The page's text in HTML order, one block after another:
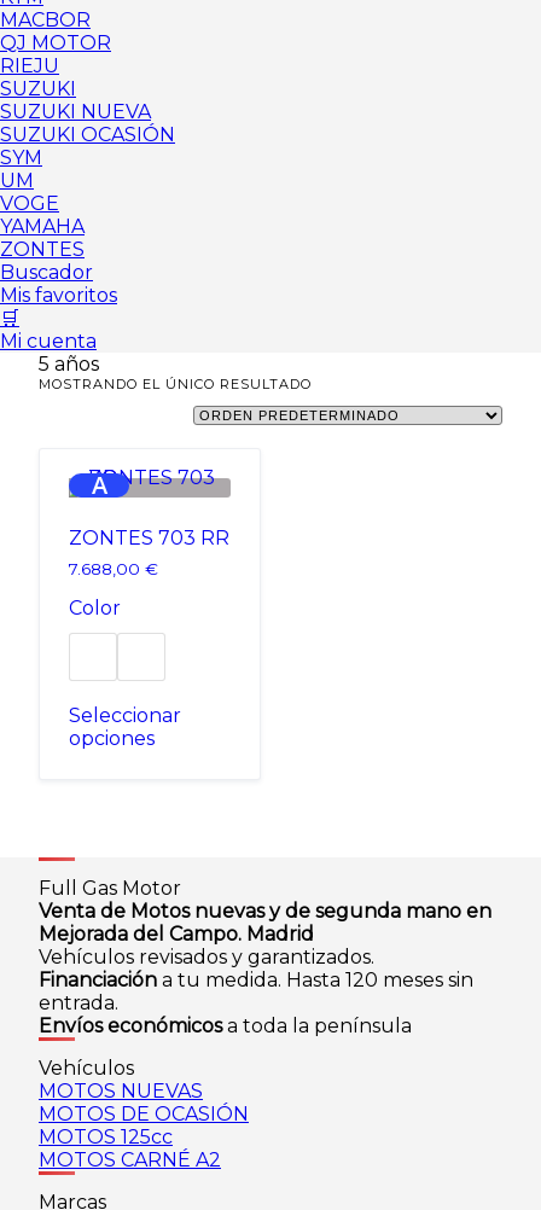
MACBOR
QJ MOTOR
RIEJU
SUZUKI
SUZUKI NUEVA
SUZUKI OCASIÓN
SYM
UM
VOGE
YAMAHA
ZONTES
Buscador
Mis favoritos
🛒
Mi cuenta
5 años
MOSTRANDO EL ÚNICO RESULTADO
A
ZONTES 703 RR
7.688,00 €
Color
Seleccionar
opciones
variantes.
Las
opciones
se
pueden
elegir
en
la
página
de
producto
Full Gas Motor
Venta de Motos nuevas y de segunda mano en
Mejorada del Campo. Madrid
Vehículos revisados y garantizados.
Financiación a tu medida. Hasta 120 meses sin
entrada.
Envíos económicosa toda la península
Vehículos
MOTOS NUEVAS
MOTOS DE OCASIÓN
MOTOS 125cc
MOTOS CARNÉ A2
Marcas